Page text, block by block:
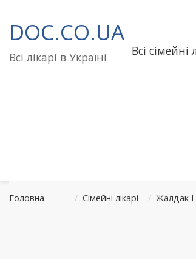
до
вмісту
DOC.CO.UA
Всі лікарі в Україні Всі сімейні
Головна / Сімейні лікарі / Жалдак